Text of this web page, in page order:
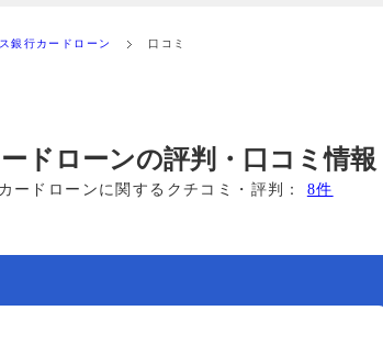
行っています。
銀行カードローン 口コミ
ドローンの評判・口コミ情報
ードローンに関するクチコミ・評判： 8件